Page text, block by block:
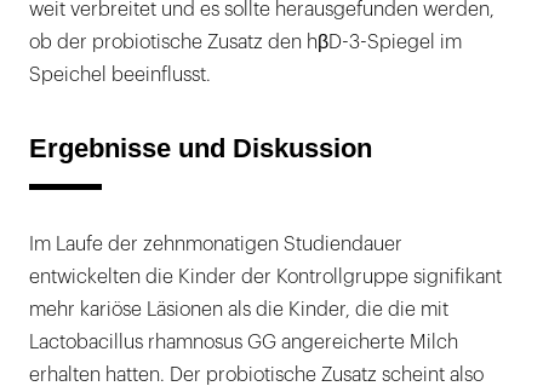
weit verbreitet und es sollte herausgefunden werden,
ob der probiotische Zusatz den hβD-3-Spiegel im
Speichel beeinflusst.
Ergebnisse und Diskussion
Im Laufe der zehnmonatigen Studiendauer
entwickelten die Kinder der Kontrollgruppe signifikant
mehr kariöse Läsionen als die Kinder, die die mit
Lactobacillus rhamnosus GG angereicherte Milch
erhalten hatten. Der probiotische Zusatz scheint also